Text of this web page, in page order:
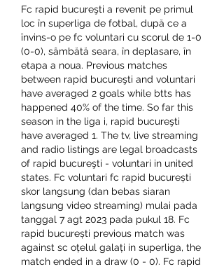
Fc rapid bucureşti a revenit pe primul
loc în superliga de fotbal, după ce a
învins-o pe fc voluntari cu scorul de 1-0
(0-0), sâmbătă seara, în deplasare, în
etapa a noua. Previous matches
between rapid bucureşti and voluntari
have averaged 2 goals while btts has
happened 40% of the time. So far this
season in the liga i, rapid bucureşti
have averaged 1. The tv, live streaming
and radio listings are legal broadcasts
of rapid bucureşti - voluntari in united
states. Fc voluntari fc rapid bucurești
skor langsung (dan bebas siaran
langsung video streaming) mulai pada
tanggal 7 agt 2023 pada pukul 18. Fc
rapid bucurești previous match was
against sc oțelul galați in superliga, the
match ended in a draw (0 - 0). Fc rapid